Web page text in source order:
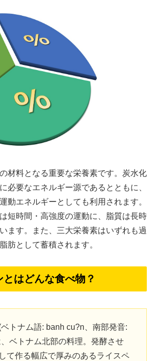
材料となる重要な栄養素です。炭水化
必要なエネルギー源であるとともに、
動エネルギーとしても利用されます。
短時間・高強度の運動に、脂質は長時
ます。また、三大栄養素はいずれも過
肪として蓄積されます。
はどんな食べ物？
トナム語: banh cu?n、南部発音:
ベトナム北部の料理。発酵させ
て作る幅広で厚みのあるライスペ